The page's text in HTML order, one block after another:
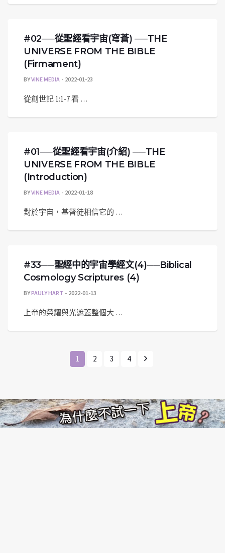
#02──從聖經看宇宙(穹蒼) ──THE
UNIVERSE FROM THE BIBLE
(Firmament)
BYVINE MEDIA 2022-01-23
從創世記 1:1-7 看 …
#01──從聖經看宇宙(介紹) ──THE
UNIVERSE FROM THE BIBLE
(Introduction)
BYVINE MEDIA 2022-01-18
對於宇宙，基督徒相信它的 …
#33──聖經中的宇宙學經文(4)──Biblical
Cosmology Scriptures (4)
BYPAULY HART 2022-01-13
上帝的榮耀與光遮蓋整個大 …
1 2 3 4